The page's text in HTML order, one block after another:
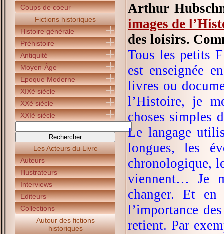
Coups de coeur
Fictions historiques
Histoire générale
Préhistoire
Antiquité
Moyen-Âge
Epoque Moderne
XIXè siècle
XXè siècle
XXIè siècle
Les Acteurs du Livre
Auteurs
Illustrateurs
Interviews
Editeurs
Collections
Autour des fictions
historiques
Arthur
images de
des loisirs.
Tous les petits
est enseignée
livres ou
l’Histoire, je
choses simples
Le langage
longues, les
chronologique,
viennent… Je
changer. Et
l’importance
retient. Par